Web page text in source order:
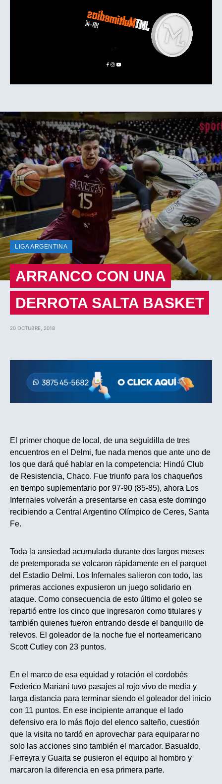
LIGA ARGENTINA
ARRANCO CON UNA
DERROTA SALTA BASKET
20 OCTUBRE, 2018
El primer choque de local, de una seguidilla de tres
encuentros en el Delmi, fue nada menos que ante uno de
los que dará qué hablar en la competencia: Hindú Club
de Resistencia, Chaco. Fue triunfo para los chaqueños
en tiempo suplementario por 97-90 (85-85), ahora Los
Infernales volverán a presentarse en casa este domingo
recibiendo a Central Argentino Olímpico de Ceres, Santa
Fe.
Toda la ansiedad acumulada durante dos largos meses
de pretemporada se volcaron rápidamente en el parquet
del Estadio Delmi. Los Infernales salieron con todo, las
primeras acciones expusieron un juego solidario en
ataque. Como consecuencia de esto último el goleo se
repartió entre los cinco que ingresaron como titulares y
también quienes fueron entrando desde el banquillo de
relevos. El goleador de la noche fue el norteamericano
Scott Cutley con 23 puntos.
En el marco de esa equidad y rotación el cordobés
Federico Mariani tuvo pasajes al rojo vivo de media y
larga distancia para terminar siendo el goleador del inicio
con 11 puntos. En ese incipiente arranque el lado
defensivo era lo más flojo del elenco salteño, cuestión
que la visita no tardó en aprovechar para equiparar no
solo las acciones sino también el marcador. Basualdo,
Ferreyra y Guaita se pusieron el equipo al hombro y
marcaron la diferencia en esa primera parte.